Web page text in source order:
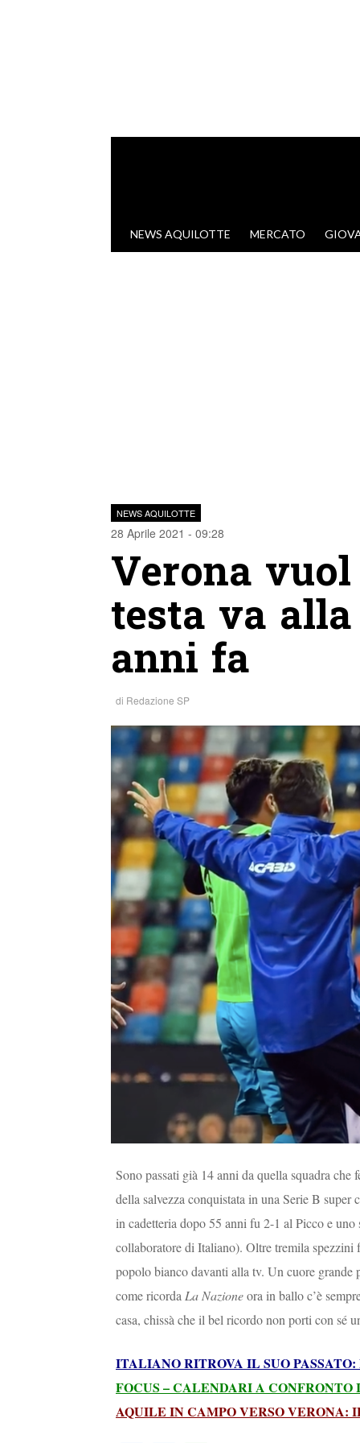
VAI AL CONTENUTO
NEWS AQUILOTTE MERCATO
NEWS AQUILOTTE
28 Aprile 2021 - 09:28
Verona
testa va
anni fa
di Redazione SP
Sono passati già 14 anni da quella squadra
della salvezza conquistata in una Serie B
in cadetteria dopo 55 anni fu 2-1 al Picco e
collaboratore di Italiano). Oltre tremila spezzini
popolo bianco davanti alla tv. Un cuore
come ricorda La Nazioneora in ballo c’è
casa, chissà che il bel ricordo non porti con sé
ITALIANO RITROVA IL SUO
FOCUS – CALENDARI A
AQUILE IN CAMPO VERSO VERONA: